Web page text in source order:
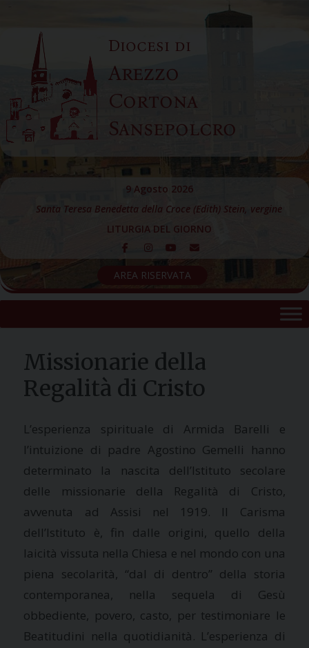
content
Diocesi di
Arezzo
Cortona
Sansepolcro
9 Agosto 2026
Santa Teresa Benedetta della Croce (Edith) Stein, vergine
LITURGIA DEL GIORNO
AREA RISERVATA
Missionarie della
Regalità di Cristo
L’esperienza spirituale di Armida Barelli e
l’intuizione di padre Agostino Gemelli hanno
determinato la nascita dell’Istituto secolare
delle missionarie della Regalità di Cristo,
avvenuta ad Assisi nel 1919. Il Carisma
dell’Istituto è, fin dalle origini, quello della
laicità vissuta nella Chiesa e nel mondo con una
piena secolarità, “dal di dentro” della storia
contemporanea, nella sequela di Gesù
obbediente, povero, casto, per testimoniare le
Beatitudini nella quotidianità. L’esperienza di